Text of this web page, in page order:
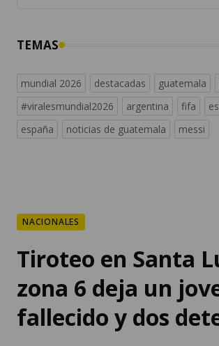
TEMAS
mundial 2026 destacadas guatemala
#viralesmundial2026
argentina fifa
españa
noticias de guatemala messi
NACIONALES
Tiroteo en Santa
zona 6 deja un
fallecido y dos